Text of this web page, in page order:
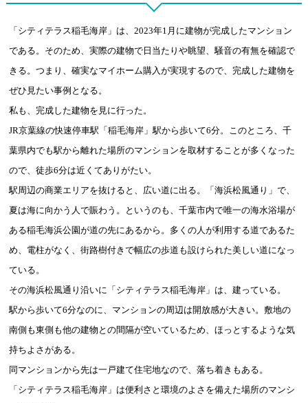
「シティテラス稲毛海岸」は、2023年1月に建物が完成したマンション
である。そのため、実際の建物で日当たりや眺望、騒音の有無を確認で
きる。つまり、確実なマイホーム購入が実現するので、完成した建物を
ぜひ見たい事例となる。
私も、完成した建物を見に行った。
JR京葉線の快速停車駅「稲毛海岸」駅から歩いて6分。このところ、千
葉県内でも駅から離れた場所のマンションを取材することが多くなった
ので、徒歩6分は近くてありがたい。
駅周辺の商業エリアを抜けると、広い道に出る。「海浜松風通り」で、
夏は海に向かう人で賑わう。というのも、千葉市内で唯一の海水浴場が
ある稲毛海浜公園が道の先にあるから。多くの人が利用する道であるた
め、電柱がなく、街路樹付きで幅広の歩道も設けられた美しい道になっ
ている。
その海浜松風通り沿いに「シティテラス稲毛海岸」は、建っている。
駅から歩いて6分なのに、マンションの周辺は開放感が大きい。敷地の
南側も東側も他の建物との間隔が空いているため、ほっとするような気
持ちよさがある。
同マンションから先は一戸建て住宅地なので、落ち着きもある。
「シティテラス稲毛海岸」は便利さと環境のよさを備えた場所のマンシ